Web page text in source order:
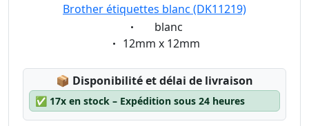
Brother étiquettes blanc (DK11219)
Eigenschaft:
blanc
Eigenschaft:
12mm x 12mm
📦 Lagerstatus:
Disponibilité et délai de livraison
✅ 17x en stock – Expédition sous 24 heures